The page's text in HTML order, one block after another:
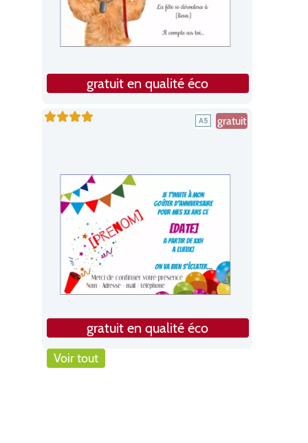
gratuit en qualité éco
gratuit
gratuit en qualité éco
Voir tout